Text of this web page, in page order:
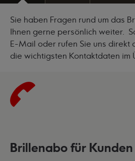
Sie haben Fragen rund um das
Ihnen gerne persönlich weiter.
E-Mail oder rufen Sie uns direkt
die wichtigsten Kontaktdaten im
Brillenabo für Kunden